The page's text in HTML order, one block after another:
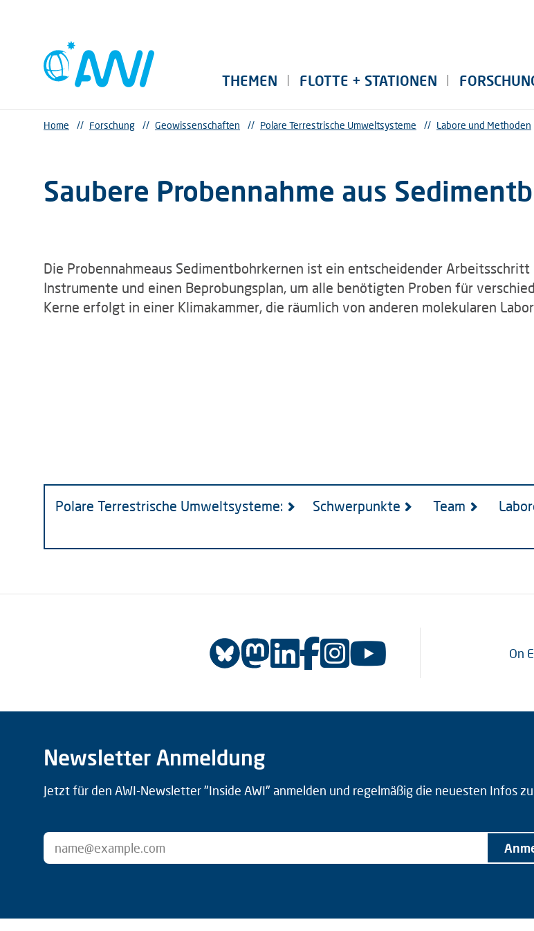
THEMEN FLOTTE + STATIONEN
Home // Forschung // Geowissenschaften // Polare Terrestrische Umweltsysteme // Labore und Methoden
Saubere Probennahme aus
Die Probennahmeaus Sedimentbohrkernen ist ein entscheidender
Instrumente und einen Beprobungsplan, um alle benötigten Proben für
Kerne erfolgt in einer Klimakammer, die räumlich von anderen molekularen
Polare Terrestrische Umweltsysteme: Schwerpunkte Team
On
Newsletter Anmeldung
Jetzt für den AWI-Newsletter "Inside AWI" anmelden und regelmäßig die neuesten Infos